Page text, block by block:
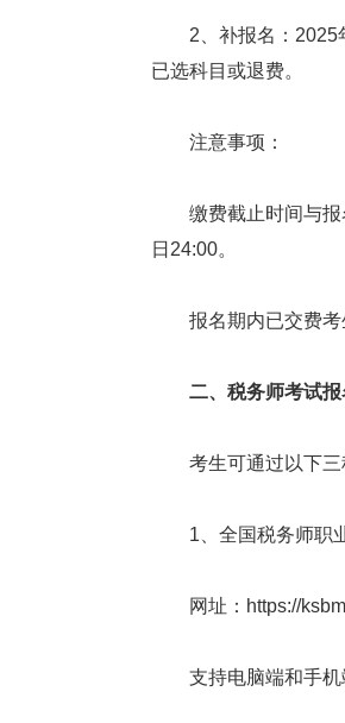
2、补报名：2025年
已选科目或退费。
注意事项：
缴费截止时间与报
日24:00。
报名期内已交费考
二、税务师考试
考生可通过以下三
1、全国税务师职
网址：https://
支持电脑端和手机端